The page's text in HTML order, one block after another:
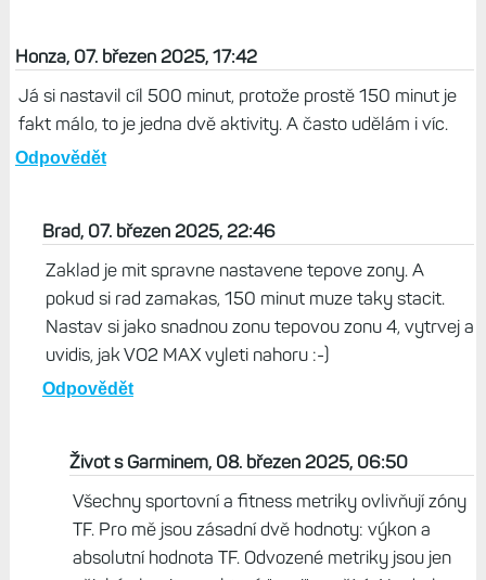
Honza, 07. březen 2025, 17:42
Já si nastavil cíl 500 minut, protože prostě 150 minut je
fakt málo, to je jedna dvě aktivity. A často udělám i víc.
Odpovědět
Brad, 07. březen 2025, 22:46
Zaklad je mit spravne nastavene tepove zony. A
pokud si rad zamakas, 150 minut muze taky stacit.
Nastav si jako snadnou zonu tepovou zonu 4, vytrvej a
uvidis, jak VO2 MAX vyleti nahoru :-)
Odpovědět
Život s Garminem, 08. březen 2025, 06:50
Všechny sportovní a fitness metriky ovlivňují zóny
TF. Pro mě jsou zásadní dvě hodnoty: výkon a
absolutní hodnota TF. Odvozené metriky jsou jen